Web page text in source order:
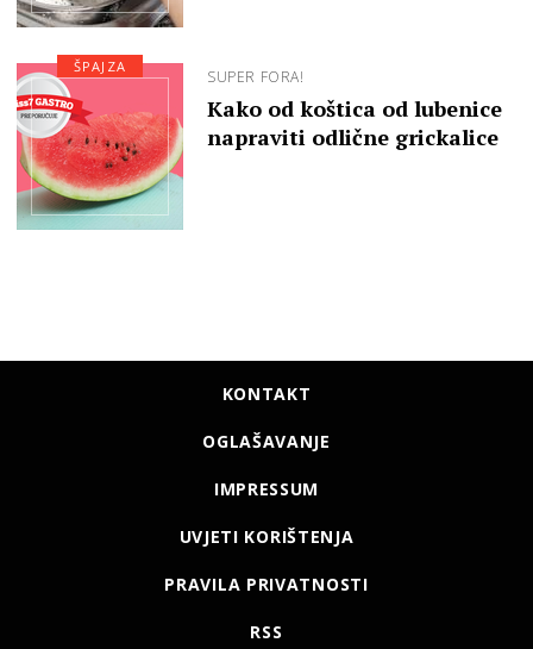
SUPER FORA!
Kako od koštica od lubenice
napraviti odlične grickalice
ŠPAJZA
KONTAKT
OGLAŠAVANJE
IMPRESSUM
UVJETI KORIŠTENJA
PRAVILA PRIVATNOSTI
RSS